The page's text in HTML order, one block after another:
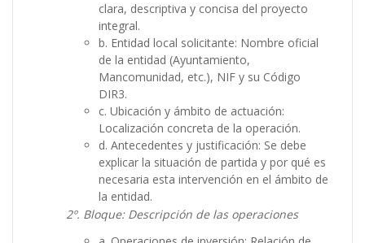
clara, descriptiva y concisa del proyecto
integral.
b. Entidad local solicitante: Nombre oficial
de la entidad (Ayuntamiento,
Mancomunidad, etc.), NIF y su Código
DIR3.
c. Ubicación y ámbito de actuación:
Localización concreta de la operación.
d. Antecedentes y justificación: Se debe
explicar la situación de partida y por qué es
necesaria esta intervención en el ámbito de
la entidad.
2º. Bloque: Descripción de las operaciones